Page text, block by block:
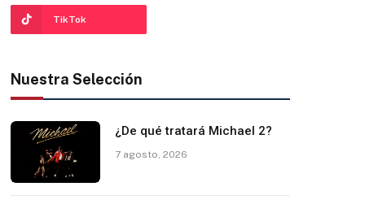
TikTok
Nuestra Selección
¿De qué tratará Michael 2?
7 agosto, 2026